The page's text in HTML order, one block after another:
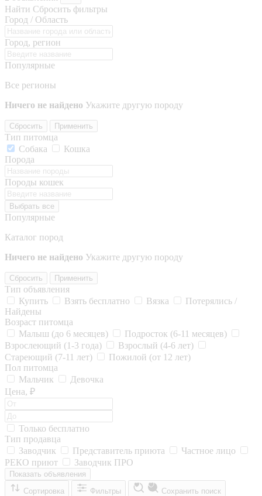
Найти Сбросить фильтры
Город / Область
Город, регион
Популярные
Все регионы
Ничего не найдено Укажите другую породу
Сбросить Применить
Тип питомца
Собака
Кошка
Порода
Породы кошек
Выбрать все
Популярные
Каталог пород
Ничего не найдено Укажите другую породу
Сбросить Применить
Тип объявления
Купить
Взять бесплатно Вязка
Потерялись /
Найдены
Возраст питомца
Малыш (до 6 месяцев)
Подросток (6-11 месяцев)
Взрослеющий (1-3 года)
Взрослый (4-6 лет)
Стареющий (7-11 лет)
Пожилой (от 12 лет)
Пол питомца
Мальчик
Девочка
Цена, ₽
Только бесплатно
Тип продавца
Заводчик
Представитель приюта
Частное лицо
РЕКО приют
Заводчик ПРО
Показать объявления
Сортировка
Фильтры Сохранить поиск